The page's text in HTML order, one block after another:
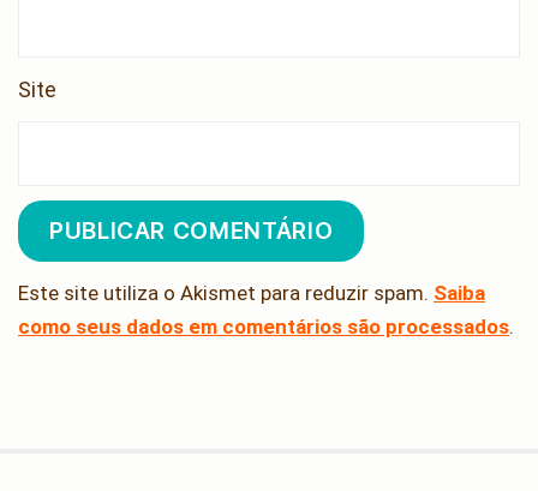
Site
Este site utiliza o Akismet para reduzir spam. Saiba
como seus dados em comentários são processados.